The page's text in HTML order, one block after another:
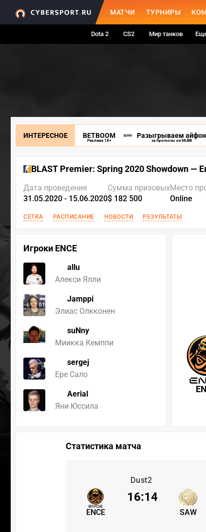
МАТЧИ ТУРНИРЫ
Dota 2 CS2 Мир танков
ИНТЕРЕСНОЕ BETBOOM
Реклама 18+
Разыгрываем айфон
за прогнозы на MLBB
BLAST Premier: Spring 2020 Showdown —
Дата проведения
31.05.2020 - 15.06.2020
Сумма призовых
$ 182 500
Место
Online
СЕТКА РАСПИСАНИЕ НОВОСТИ РЕЗУЛЬТАТЫ
Игроки ENCE
allu
Алекси Ялли
Jamppi
Элиас Олкконен
suNny
Миикка Кемппи
sergej
Ере Сало
Aerial
Яни Юссила
Статистика матча
Dust2
ENCE SAW
16:14